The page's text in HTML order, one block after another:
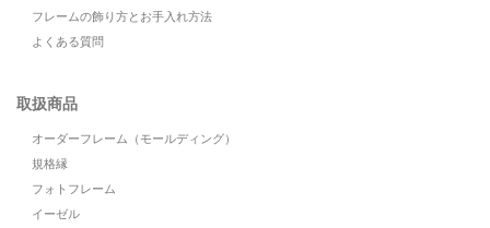
フレームの飾り方とお手入れ方法
よくある質問
取扱商品
オーダーフレーム（モールディング）
規格縁
フォトフレーム
イーゼル